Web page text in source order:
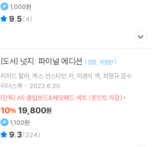
1,000원
9.5(4)
[도서] 넛지: 파이널 에디션 [ 양장 개정판]
리처드 탈러 캐스 선스타인 저 이경식 역 최정규감수
리더스북
2022.6.20.
[단독] A5 클립보드&메모패드 세트 (포인트 차감)
10% 19,800원
1,100원
9.3(224)